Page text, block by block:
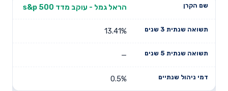
הראל גמל - עוקב מדד s&p 500
13.41%
—
0.5%